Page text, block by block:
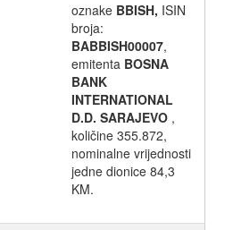
oznake BBISH, ISIN
broja:
BABBISH00007,
emitenta BOSNA
BANK
INTERNATIONAL
D.D. SARAJEVO ,
količine 355.872,
nominalne vrijednosti
jedne dionice 84,3
KM.